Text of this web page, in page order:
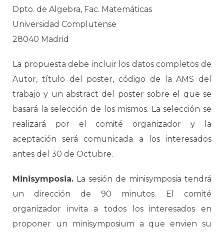
Dpto. de Algebra, Fac. Matemáticas
Universidad Complutense
28040 Madrid
La propuesta debe incluir los datos completos de
Autor, título del poster, código de la AMS del
trabajo y un abstract del poster sobre el que se
basará la selección de los mismos. La selección se
realizará por el comité organizador y la
aceptación será comunicada a los interesados
antes del 30 de Octubre.
Minisymposia. La sesión de minisymposia tendrá
un dirección de 90 minutos. El comité
organizador invita a todos los interesados en
proponer un minisymposium a que envien su